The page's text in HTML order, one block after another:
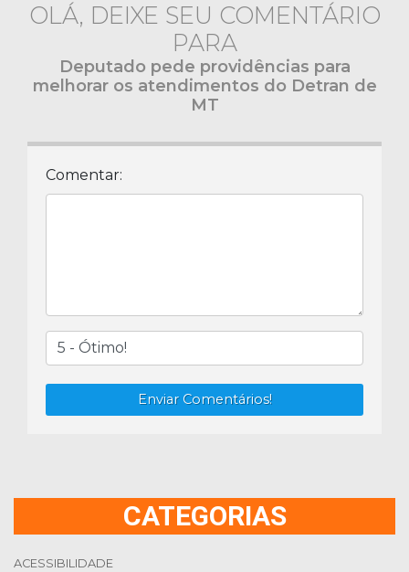
OLÁ, DEIXE SEU COMENTÁRIO
PARA
Deputado pede providências para
melhorar os atendimentos do Detran de
MT
Comentar:
Enviar Comentários!
CATEGORIAS
ACESSIBILIDADE